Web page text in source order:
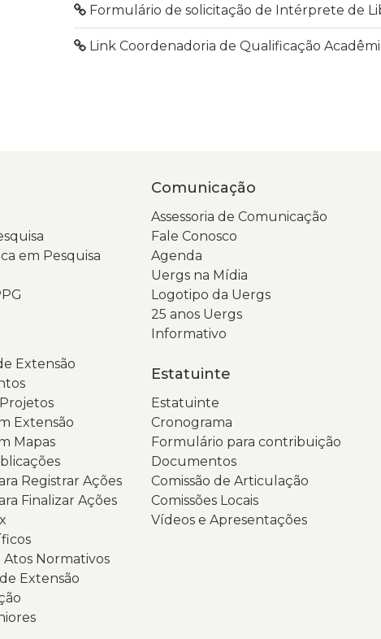
Formulário de solicitação de Intérprete de
Link Coordenadoria de Qualificação
em Pesquisa
Extensão
Extensão
Mapas
Registrar Ações
Finalizar Ações
Atos Normativos
Extensão
Comunicação
Assessoria de Comunicação
Fale Conosco
Agenda
Uergs na Mídia
Logotipo da Uergs
25 anos Uergs
Informativo
Estatuinte
Estatuinte
Cronograma
Formulário para contribuição
Documentos
Comissão de Articulação
Comissões Locais
Vídeos e Apresentações